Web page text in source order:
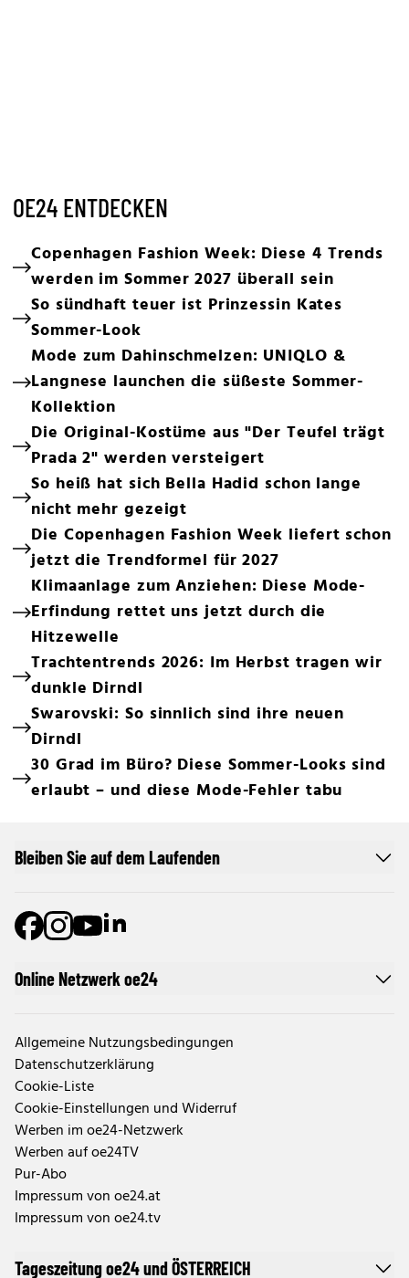
OE24 ENTDECKEN
Copenhagen Fashion Week: Diese 4 Trends
werden im Sommer 2027 überall sein
So sündhaft teuer ist Prinzessin Kates
Sommer-Look
Mode zum Dahinschmelzen: UNIQLO &
Langnese launchen die süßeste Sommer-
Kollektion
Die Original-Kostüme aus "Der Teufel trägt
Prada 2" werden versteigert
So heiß hat sich Bella Hadid schon lange
nicht mehr gezeigt
Die Copenhagen Fashion Week liefert schon
jetzt die Trendformel für 2027
Klimaanlage zum Anziehen: Diese Mode-
Erfindung rettet uns jetzt durch die
Hitzewelle
Trachtentrends 2026: Im Herbst tragen wir
dunkle Dirndl
Swarovski: So sinnlich sind ihre neuen
Dirndl
30 Grad im Büro? Diese Sommer-Looks sind
erlaubt – und diese Mode-Fehler tabu
Online Netzwerk oe24
Allgemeine Nutzungsbedingungen
Datenschutzerklärung
Cookie-Liste
Cookie-Einstellungen und Widerruf
Werben im oe24-Netzwerk
Werben auf oe24TV
Pur-Abo
Impressum von oe24.at
Impressum von oe24.tv
Tageszeitung oe24 und ÖSTERREICH
Bleiben Sie auf dem Laufenden